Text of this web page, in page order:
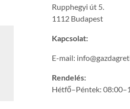
Rupphegyi út 5.
1112 Budapest
Kapcsolat:
E-mail:
Rendelés:
Hétfő–Péntek: